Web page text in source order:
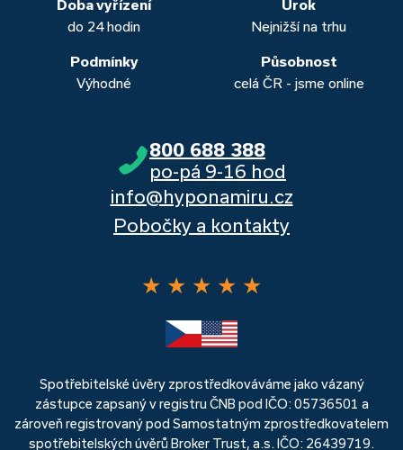
Doba vyřízení
do 24 hodin
Úrok
Nejnižší na trhu
Podmínky
Výhodné
Působnost
celá ČR - jsme online
800 688 388
po-pá 9-16 hod
info@hyponamiru.cz
Pobočky a kontakty
★ ★ ★ ★ ★
Spotřebitelské úvěry zprostředkováváme jako vázaný
zástupce zapsaný v registru ČNB pod IČO: 05736501 a
zároveň registrovaný pod Samostatným zprostředkovatelem
spotřebitelských úvěrů Broker Trust, a.s. IČO: 26439719.